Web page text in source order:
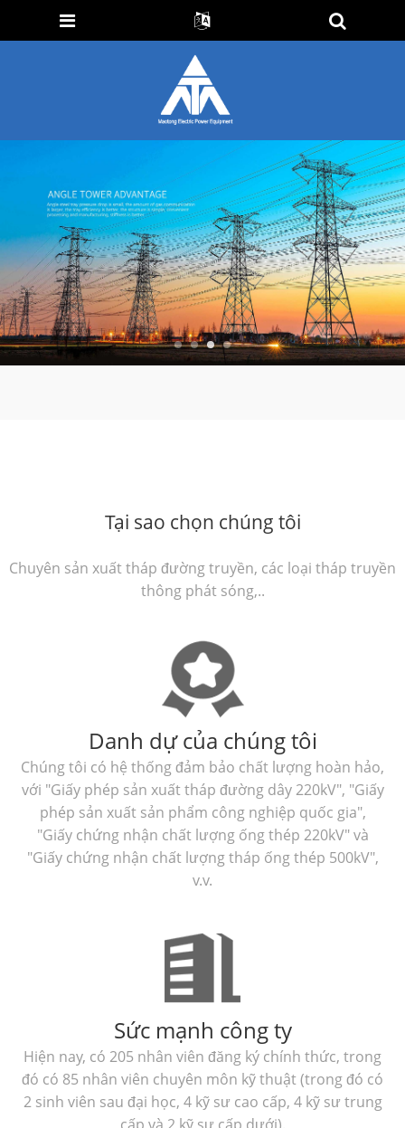
Tại sao chọn chúng tôi
Chuyên sản xuất tháp đường truyền, các loại tháp truyền
thông phát sóng,..
Danh dự của chúng tôi
Chúng tôi có hệ thống đảm bảo chất lượng hoàn hảo,
với "Giấy phép sản xuất tháp đường dây 220kV", "Giấy
phép sản xuất sản phẩm công nghiệp quốc gia",
"Giấy chứng nhận chất lượng ống thép 220kV" và
"Giấy chứng nhận chất lượng tháp ống thép 500kV",
v.v.
Sức mạnh công ty
Hiện nay, có 205 nhân viên đăng ký chính thức, trong
đó có 85 nhân viên chuyên môn kỹ thuật (trong đó có
2 sinh viên sau đại học, 4 kỹ sư cao cấp, 4 kỹ sư trung